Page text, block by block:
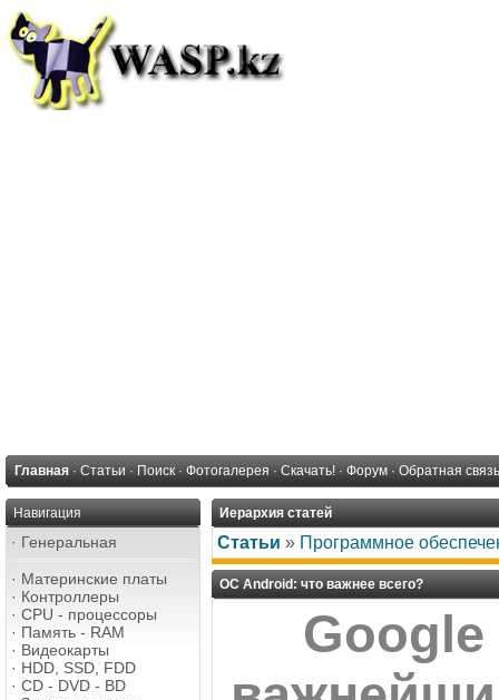
Главная · Статьи · Поиск · Фотогалерея · Скачать! · Форум · Обратная связь
Навигация
· Генеральная
· Материнские платы
· Контроллеры
· CPU - процессоры
· Память - RAM
· Видеокарты
· HDD, SSD, FDD
· CD - DVD - BD
Иерархия статей
Статьи » Программное
ОС Android: что важнее всего?
Google